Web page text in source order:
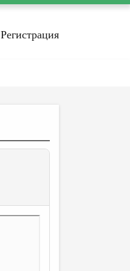
Регистрация